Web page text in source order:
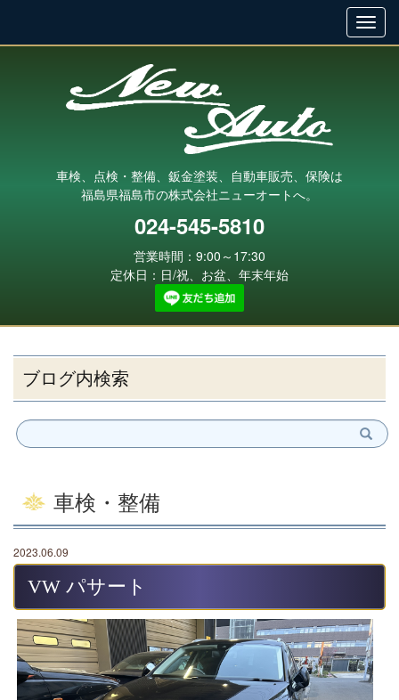
車検、点検・整備、鈑金塗装、自動車販売、保険は
福島県福島市の株式会社ニューオートへ。
024-545-5810
営業時間：9:00～17:30
定休日：日/祝、お盆、年末年始
ブログ内検索
車検・整備
2023.06.09
VW パサート